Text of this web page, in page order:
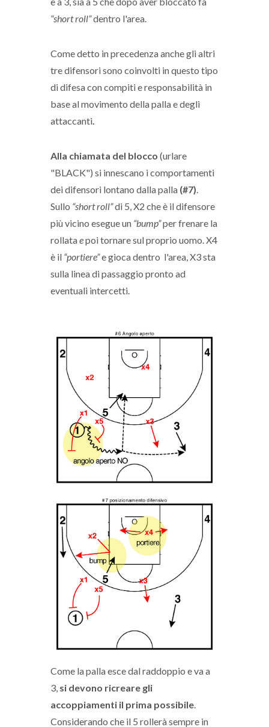
“short roll”dentro l'area.
Come detto in precedenza anche gli altri
tre difensori sono coinvolti in questo tipo
di difesa con compiti e responsabilità in
base al movimento della palla e degli
attaccanti.
Alla chiamata del blocco (urlare
"BLACK") si innescano i comportamenti
dei difensori lontano dalla palla (#7).
Sullo “short roll”di 5, X2 che è il difensore
più vicino esegue un “bump”per frenare la
rollataepoi tornare sul proprio uomo. X4
è il “portiere”e gioca dentro l'area, X3 sta
sulla linea di passaggio pronto ad
eventuali intercetti.
Come la palla esce dal raddoppio e va a
3, si devono ricreare gli
accoppiamenti il prima possibile.
Considerando che il 5 rollerà sempre in